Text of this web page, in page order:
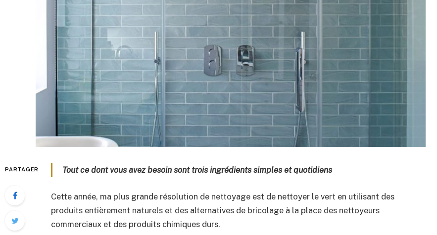
PARTAGER Tout ce dont vous avez besoin sont trois ingrédients simples et quotidiens
Cette année, ma plus grande résolution de nettoyage est de nettoyer le vert en utilisant des
produits entièrement naturels et des alternatives de bricolage à la place des nettoyeurs
commerciaux et des produits chimiques durs.